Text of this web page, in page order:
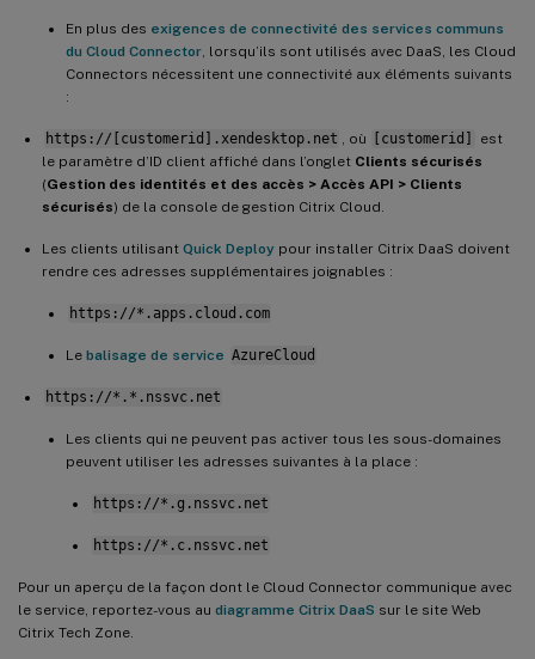
En plus des exigences de connectivité des services communs
du Cloud Connector, lorsqu’ils sont utilisés avec DaaS, les Cloud
Connectors nécessitent une connectivité aux éléments suivants
:
https://[customerid].xendesktop.net , où [customerid]
est
le paramètre d’ID client affiché dans l’onglet Clients sécurisés
(Gestion des identités et des accès > Accès API > Clients
sécurisés) de la console de gestion Citrix Cloud.
Les clients utilisant Quick Deploy pour installer Citrix DaaS doivent
rendre ces adresses supplémentaires joignables :
https://*.apps.cloud.com
Le balisage de service AzureCloud
https://*.*.nssvc.net
Les clients qui ne peuvent pas activer tous les sous-domaines
peuvent utiliser les adresses suivantes à la place :
https://*.g.nssvc.net
https://*.c.nssvc.net
Pour un aperçu de la façon dont le Cloud Connector communique avec
le service, reportez-vous au diagramme Citrix DaaS sur le site Web
Citrix Tech Zone.